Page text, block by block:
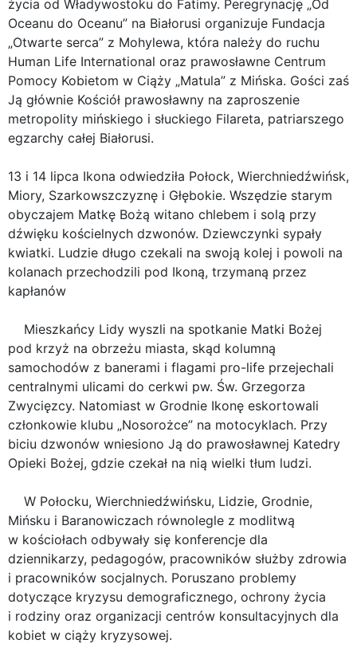
życia od Władywostoku do Fatimy. Peregrynację „Od
Oceanu do Oceanu” na Białorusi organizuje Fundacja
„Otwarte serca” z Mohylewa, która należy do ruchu
Human Life International oraz prawosławne Centrum
Pomocy Kobietom w Ciąży „Matula” z Mińska. Gości zaś
Ją głównie Kościół prawosławny na zaproszenie
metropolity mińskiego i słuckiego Filareta, patriarszego
egzarchy całej Białorusi.
13 i 14 lipca Ikona odwiedziła Połock, Wierchniedźwińsk,
Miory, Szarkowszczyznę i Głębokie. Wszędzie starym
obyczajem Matkę Bożą witano chlebem i solą przy
dźwięku kościelnych dzwonów. Dziewczynki sypały
kwiatki. Ludzie długo czekali na swoją kolej i powoli na
kolanach przechodzili pod Ikoną, trzymaną przez
kapłanów
Mieszkańcy Lidy wyszli na spotkanie Matki Bożej
pod krzyż na obrzeżu miasta, skąd kolumną
samochodów z banerami i flagami pro-life przejechali
centralnymi ulicami do cerkwi pw. Św. Grzegorza
Zwycięzcy. Natomiast w Grodnie Ikonę eskortowali
członkowie klubu „Nosorożce” na motocyklach. Przy
biciu dzwonów wniesiono Ją do prawosławnej Katedry
Opieki Bożej, gdzie czekał na nią wielki tłum ludzi.
W Połocku, Wierchniedźwińsku, Lidzie, Grodnie,
Mińsku i Baranowiczach równolegle z modlitwą
w kościołach odbywały się konferencje dla
dziennikarzy, pedagogów, pracowników służby zdrowia
i pracowników socjalnych. Poruszano problemy
dotyczące kryzysu demograficznego, ochrony życia
i rodziny oraz organizacji centrów konsultacyjnych dla
kobiet w ciąży kryzysowej.